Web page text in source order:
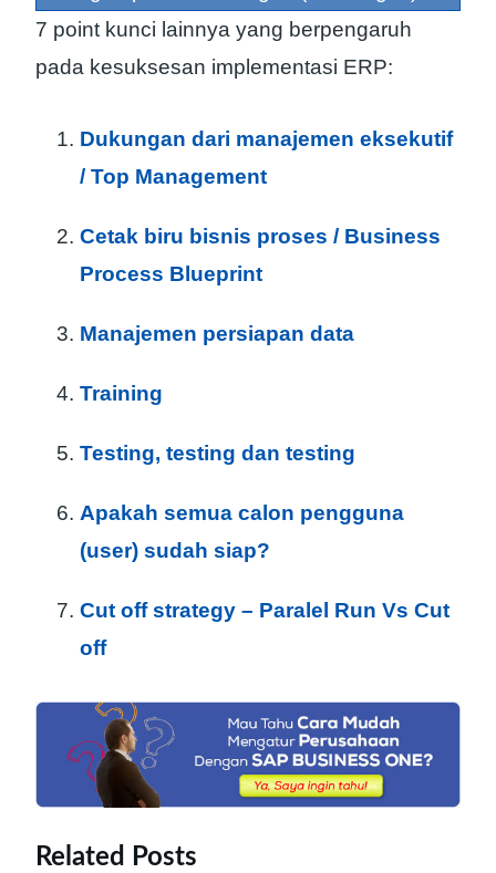
7 point kunci lainnya yang berpengaruh
pada kesuksesan implementasi ERP:
Dukungan dari manajemen eksekutif
/ Top Management
Cetak biru bisnis proses / Business
Process Blueprint
Manajemen persiapan data
Training
Testing, testing dan testing
Apakah semua calon pengguna
(user) sudah siap?
Cut off strategy – Paralel Run Vs Cut
off
Related Posts